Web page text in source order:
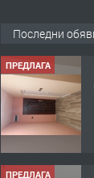
Последни
ПРЕДЛАГА
ПРЕДЛАГА